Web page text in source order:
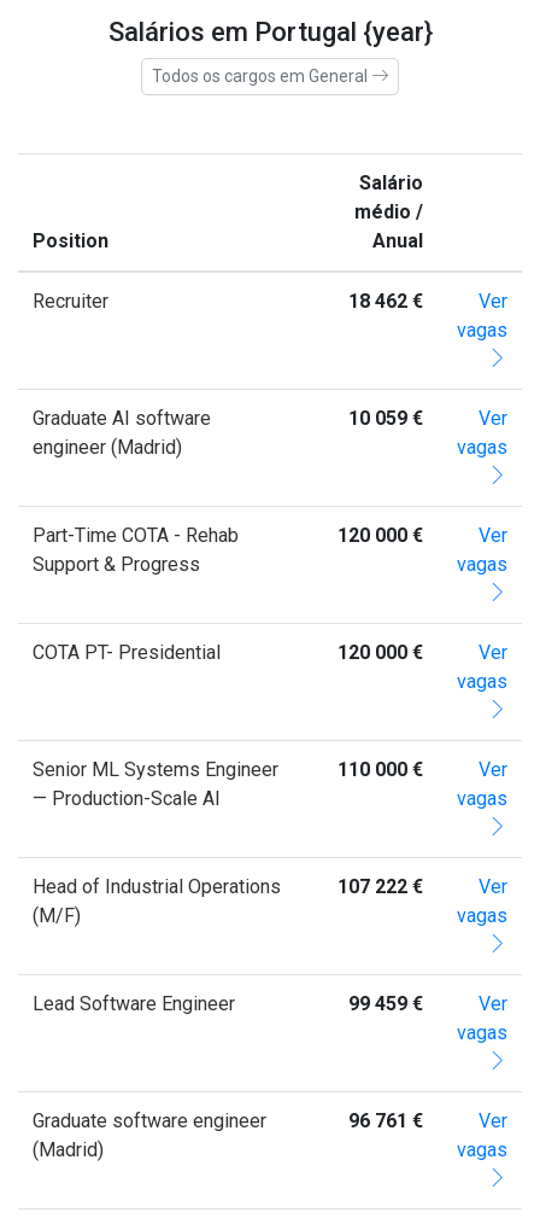
Salários em Portugal {year}
Todos os cargos em General
Position
Salário
médio /
Anual
Recruiter 18 462 €
Ver
vagas
Graduate AI software
engineer (Madrid)
10 059 €
Ver
vagas
Part-Time COTA - Rehab
Support & Progress
120 000 €
Ver
vagas
COTA PT- Presidential 120 000 €
Ver
vagas
Senior ML Systems Engineer
— Production-Scale AI
110 000 €
Ver
vagas
Head of Industrial Operations
(M/F)
107 222 €
Ver
vagas
Lead Software Engineer 99 459 €
Ver
vagas
Graduate software engineer
(Madrid)
96 761 €
Ver
vagas